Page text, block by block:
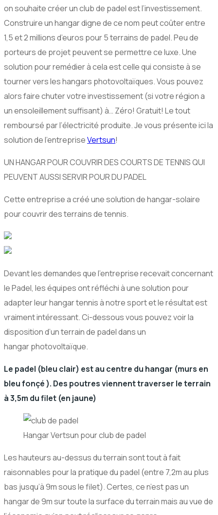
on souhaite créer un club de padel est l’investissement.
Construire un hangar digne de ce nom peut coûter entre
1,5 et 2 millions d’euros pour 5 terrains de padel. Peu de
porteurs de projet peuvent se permettre ce luxe. Une
solution pour remédier à cela est celle qui consiste à se
tourner vers les hangars photovoltaïques. Vous pouvez
alors faire chuter votre investissement (si votre région a
un ensoleillement suffisant) à… Zéro! Gratuit! Le tout
remboursé par l’électricité produite. Je vous présente ici la
solution de l’entrepriseVertsun!
UN HANGAR POUR COUVRIR DES COURTS DE TENNIS QUI
PEUVENT AUSSI SERVIR POUR DU PADEL
Cette entreprise a créé une solution de hangar-solaire
pour couvrir des terrains de tennis.
Devant les demandes que l’entreprise recevait concernant
le Padel, les équipes ont réfléchi à une solution pour
adapter leur hangar tennis à notre sport et le résultat est
vraiment intéressant. Ci-dessous vous pouvez voir la
disposition d’un terrain de padel dans un
hangar photovoltaïque.
Le padel (bleu clair) est au centre du hangar (murs en
bleu fonçé ). Des poutres viennent traverser le terrain
à 3,5m du filet (en jaune)
Hangar Vertsun pour club de padel
Les hauteurs au-dessus du terrain sont tout à fait
raisonnables pour la pratique du padel (entre 7,2m au plus
bas jusqu’à 9m sous le filet). Certes, ce n’est pas un
hangar de 9m sur toute la surface du terrain mais au vue de